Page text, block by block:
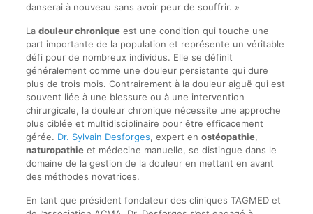
danserai à nouveau sans avoir peur de souffrir. »
La douleur chroniqueest une condition qui touche une
part importante de la population et représente un véritable
défi pour de nombreux individus. Elle se définit
généralement comme une douleur persistante qui dure
plus de trois mois. Contrairement à la douleur aiguë qui est
souvent liée à une blessure ou à une intervention
chirurgicale, la douleur chronique nécessite une approche
plus ciblée et multidisciplinaire pour être efficacement
gérée. Dr. Sylvain Desforges, expert en ostéopathie,
naturopathieet médecine manuelle, se distingue dans le
domaine de la gestion de la douleur en mettant en avant
des méthodes novatrices.
En tant que président fondateur des cliniques TAGMED et